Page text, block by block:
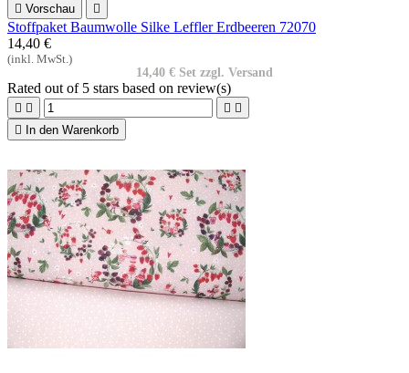
 Vorschau 
Stoffpaket Baumwolle Silke Leffler Erdbeeren 72070
14,40 €
(inkl. MwSt.)
14,40 € Set zzgl. Versand
Rated out of 5 stars based on review(s)
   
 In den Warenkorb